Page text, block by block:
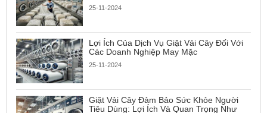
25-11-2024
Lợi Ích Của Dịch Vụ Giặt Vải Cây Đối Với
Các Doanh Nghiệp May Mặc
25-11-2024
Giặt Vải Cây Đảm Bảo Sức Khỏe Người
Tiêu Dùng: Lợi Ích Và Quan Trọng Như